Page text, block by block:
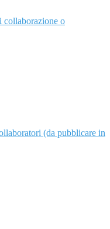
o
(da pubblicare in